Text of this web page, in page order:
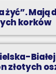
żyć”. Mają
korków
złotych